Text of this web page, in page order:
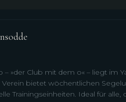
»der Club mit dem o« – liegt im
bietet wöchentlichen
Trainingseinheiten. Ideal für